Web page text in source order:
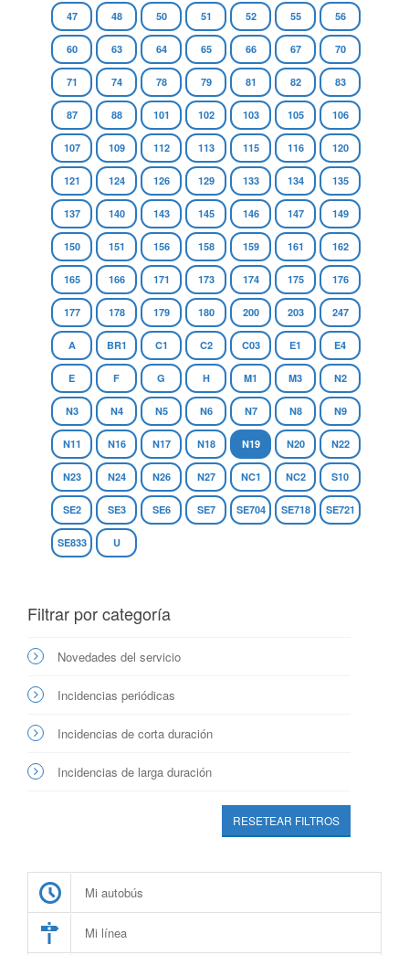
47 48 50 51 52 55 56
60 63 64 65 66 67 70
71 74 78 79 81 82 83
87 88 101 102 103 105 106
107 109 112 113 115 116 120
121 124 126 129 133 134 135
137 140 143 145 146 147 149
150 151 156 158 159 161 162
165 166 171 173 174 175 176
177 178 179 180 200 203 247
A BR1 C1 C2 C03 E1 E4
E F G H M1 M3 N2
N3 N4 N5 N6 N7 N8 N9
N11 N16 N17 N18 N19 N20 N22
N23 N24 N26 N27 NC1 NC2 S10
SE2 SE3 SE6 SE7 SE704 SE718 SE721
SE833 U
Filtrar por categoría
Novedades del servicio
Incidencias periódicas
Incidencias de corta duración
Incidencias de larga duración
RESETEAR FILTROS
Mi autobús
Mi línea